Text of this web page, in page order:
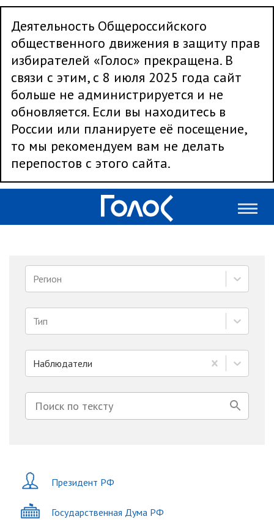
Деятельность Общероссийского
общественного движения в защиту прав
избирателей «Голос» прекращена. В
связи с этим, с 8 июля 2025 года сайт
больше не администрируется и не
обновляется. Если вы находитесь в
России или планируете её посещение,
то мы рекомендуем вам не делать
перепостов с этого сайта.
Регион
Тип
Наблюдатели
Президент РФ
Государственная Дума РФ